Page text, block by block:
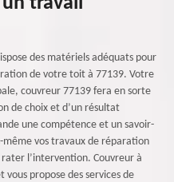
des matériels adéquats pour
de votre toit à 77139. Votre
couvreur 77139 fera en sorte
de choix et d’un résultat
une compétence et un savoir-
vos travaux de réparation
l’intervention. Couvreur à
propose des services de